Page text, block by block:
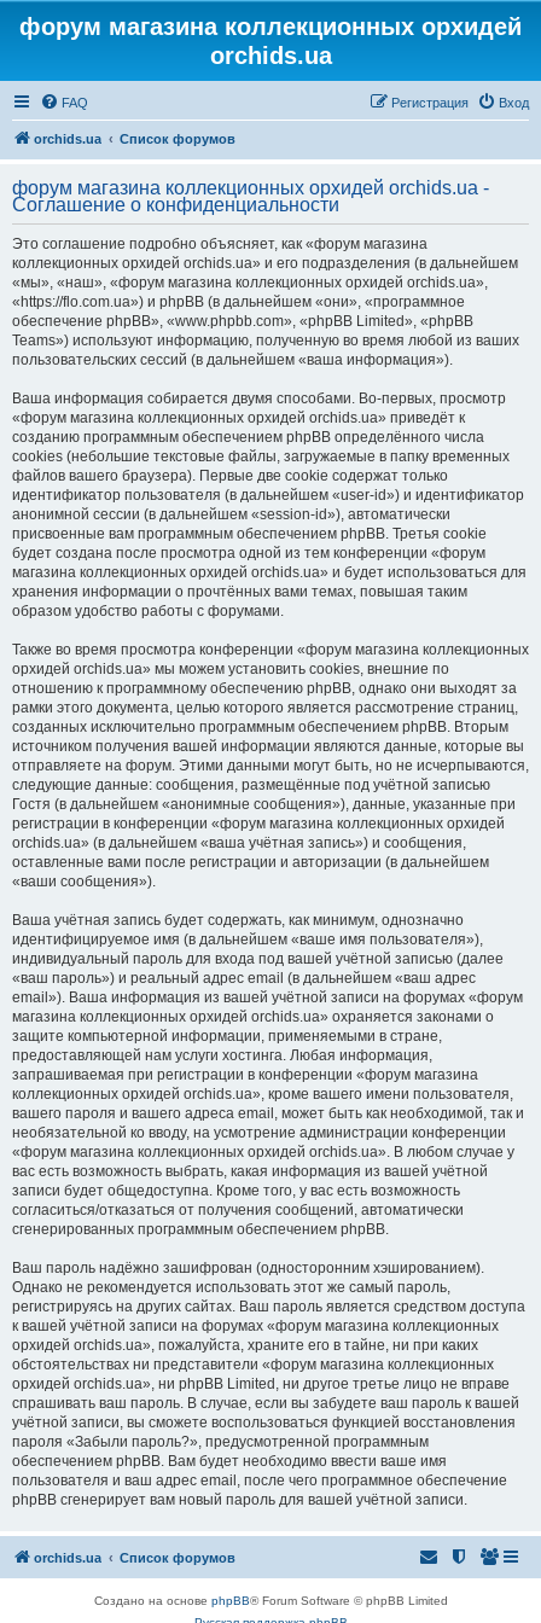
форум магазина коллекционных орхидей
orchids.ua
FAQ Вход
Регистрация
orchids.ua Список форумов
форум магазина коллекционных орхидей orchids.ua -
Соглашение о конфиденциальности
Это соглашение подробно объясняет, как «форум магазина
коллекционных орхидей orchids.ua» и его подразделения (в дальнейшем
«мы», «наш», «форум магазина коллекционных орхидей orchids.ua»,
«https://flo.com.ua») и phpBB (в дальнейшем «они», «программное
обеспечение phpBB», «www.phpbb.com», «phpBB Limited», «phpBB
Teams») используют информацию, полученную во время любой из ваших
пользовательских сессий (в дальнейшем «ваша информация»).
Ваша информация собирается двумя способами. Во-первых, просмотр
«форум магазина коллекционных орхидей orchids.ua» приведёт к
созданию программным обеспечением phpBB определённого числа
cookies (небольшие текстовые файлы, загружаемые в папку временных
файлов вашего браузера). Первые две cookie содержат только
идентификатор пользователя (в дальнейшем «user-id») и идентификатор
анонимной сессии (в дальнейшем «session-id»), автоматически
присвоенные вам программным обеспечением phpBB. Третья cookie
будет создана после просмотра одной из тем конференции «форум
магазина коллекционных орхидей orchids.ua» и будет использоваться для
хранения информации о прочтённых вами темах, повышая таким
образом удобство работы с форумами.
Также во время просмотра конференции «форум магазина коллекционных
орхидей orchids.ua» мы можем установить cookies, внешние по
отношению к программному обеспечению phpBB, однако они выходят за
рамки этого документа, целью которого является рассмотрение страниц,
созданных исключительно программным обеспечением phpBB. Вторым
источником получения вашей информации являются данные, которые вы
отправляете на форум. Этими данными могут быть, но не исчерпываются,
следующие данные: сообщения, размещённые под учётной записью
Гостя (в дальнейшем «анонимные сообщения»), данные, указанные при
регистрации в конференции «форум магазина коллекционных орхидей
orchids.ua» (в дальнейшем «ваша учётная запись») и сообщения,
оставленные вами после регистрации и авторизации (в дальнейшем
«ваши сообщения»).
Ваша учётная запись будет содержать, как минимум, однозначно
идентифицируемое имя (в дальнейшем «ваше имя пользователя»),
индивидуальный пароль для входа под вашей учётной записью (далее
«ваш пароль») и реальный адрес email (в дальнейшем «ваш адрес
email»). Ваша информация из вашей учётной записи на форумах «форум
магазина коллекционных орхидей orchids.ua» охраняется законами о
защите компьютерной информации, применяемыми в стране,
предоставляющей нам услуги хостинга. Любая информация,
запрашиваемая при регистрации в конференции «форум магазина
коллекционных орхидей orchids.ua», кроме вашего имени пользователя,
вашего пароля и вашего адреса email, может быть как необходимой, так и
необязательной ко вводу, на усмотрение администрации конференции
«форум магазина коллекционных орхидей orchids.ua». В любом случае у
вас есть возможность выбрать, какая информация из вашей учётной
записи будет общедоступна. Кроме того, у вас есть возможность
согласиться/отказаться от получения сообщений, автоматически
сгенерированных программным обеспечением phpBB.
Ваш пароль надёжно зашифрован (односторонним хэшированием).
Однако не рекомендуется использовать этот же самый пароль,
регистрируясь на других сайтах. Ваш пароль является средством доступа
к вашей учётной записи на форумах «форум магазина коллекционных
орхидей orchids.ua», пожалуйста, храните его в тайне, ни при каких
обстоятельствах ни представители «форум магазина коллекционных
орхидей orchids.ua», ни phpBB Limited, ни другое третье лицо не вправе
спрашивать ваш пароль. В случае, если вы забудете ваш пароль к вашей
учётной записи, вы сможете воспользоваться функцией восстановления
пароля «Забыли пароль?», предусмотренной программным
обеспечением phpBB. Вам будет необходимо ввести ваше имя
пользователя и ваш адрес email, после чего программное обеспечение
phpBB сгенерирует вам новый пароль для вашей учётной записи.
orchids.ua Список форумов
Создано на основе phpBB® Forum Software © phpBB Limited